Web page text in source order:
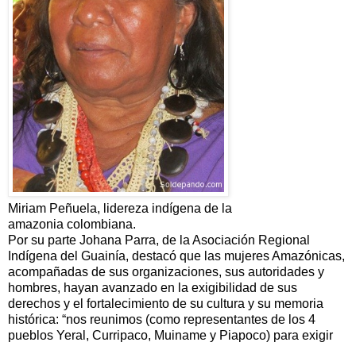
Miriam Peñuela, lidereza indígena de la
amazonia colombiana.
Por su parte Johana Parra, de la Asociación Regional
Indígena del Guainía, destacó que las mujeres Amazónicas,
acompañadas de sus organizaciones, sus autoridades y
hombres, hayan avanzado en la exigibilidad de sus
derechos y el fortalecimiento de su cultura y su memoria
histórica: “nos reunimos (como representantes de los 4
pueblos Yeral, Curripaco, Muiname y Piapoco) para exigir